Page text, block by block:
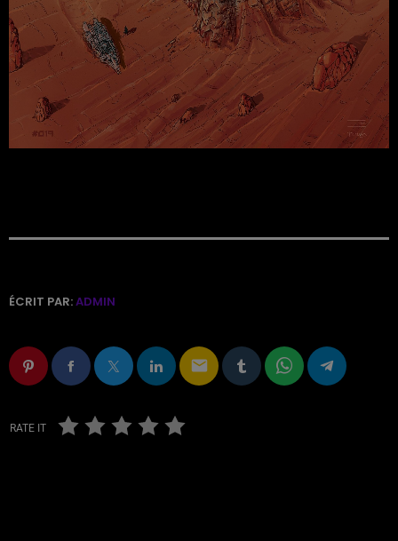
ÉCRIT PAR:ADMIN
email
RATE IT